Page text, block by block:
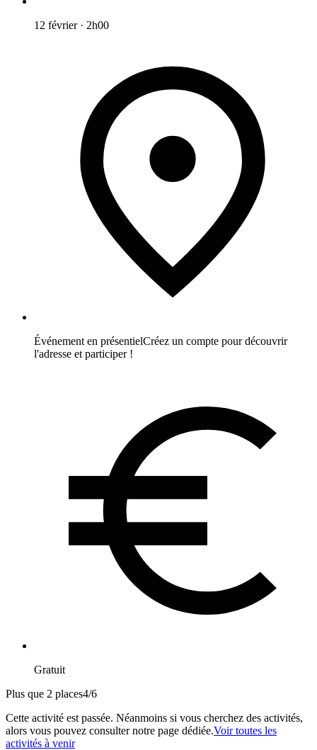
12 février · 2h00
Événement en présentielCréez un compte pour découvrir
l'adresse et participer !
Gratuit
Plus que 2 places4/6
Cette activité est passée. Néanmoins si vous cherchez des activités,
alors vous pouvez consulter notre page dédiée.Voir toutes les
activités à venir